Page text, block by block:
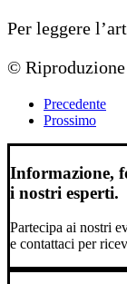
Per leggere
©
Precedente
Prossimo
Informazione,
i nostri esperti.
Partecipa ai nostri
e contattaci per